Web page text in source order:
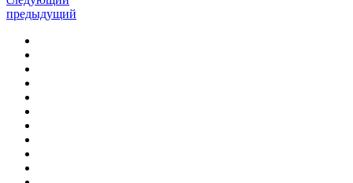
предыдущий